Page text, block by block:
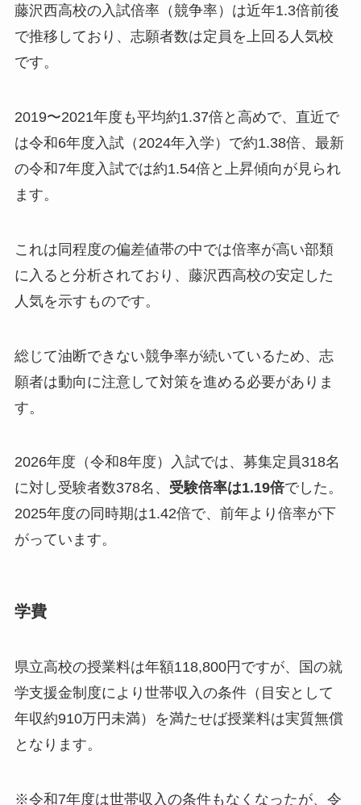
藤沢西高校の入試倍率（競争率）は近年1.3倍前後
で推移しており、志願者数は定員を上回る人気校
です。
2019〜2021年度も平均約1.37倍と高めで、直近で
は令和6年度入試（2024年入学）で約1.38倍、最新
の令和7年度入試では約1.54倍と上昇傾向が見られ
ます。
これは同程度の偏差値帯の中では倍率が高い部類
に入ると分析されており、藤沢西高校の安定した
人気を示すものです。
総じて油断できない競争率が続いているため、志
願者は動向に注意して対策を進める必要がありま
す。
2026年度（令和8年度）入試では、募集定員318名
に対し受験者数378名、 受験倍率は1.19倍でした。
2025年度の同時期は1.42倍で、前年より倍率が下
がっています。
学費
県立高校の授業料は年額118,800円ですが、国の就
学支援金制度により世帯収入の条件（目安として
年収約910万円未満）を満たせば授業料は実質無償
となります。
※令和7年度は世帯収入の条件もなくなったが、令